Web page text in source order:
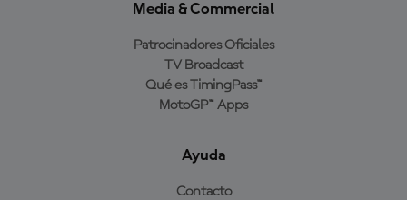
Media & Commercial
Patrocinadores Oficiales
TV Broadcast
Qué es TimingPass™
MotoGP™ Apps
Ayuda
Contacto